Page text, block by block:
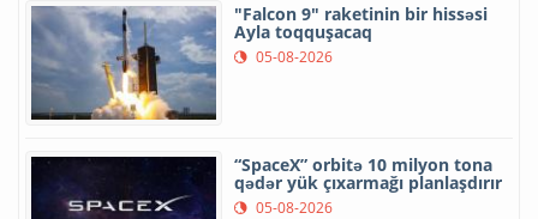
"Falcon 9" raketinin bir hissəsi
Ayla toqquşacaq
05-08-2026
“SpaceX” orbitə 10 milyon tona
qədər yük çıxarmağı planlaşdırır
05-08-2026